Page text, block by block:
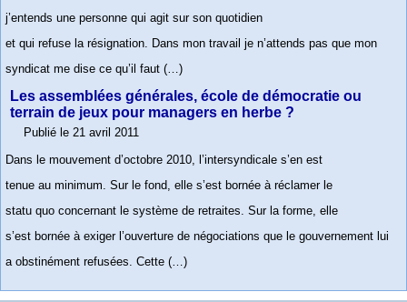
j’entends une personne qui agit sur son quotidien
et qui refuse la résignation. Dans mon travail je n’attends pas que mon
syndicat me dise ce qu’il faut (…)
Les assemblées générales, école de démocratie ou
terrain de jeux pour managers en herbe ?
Publié le 21 avril 2011
Dans le mouvement d’octobre 2010, l’intersyndicale s’en est
tenue au minimum. Sur le fond, elle s’est bornée à réclamer le
statu quo concernant le système de retraites. Sur la forme, elle
s’est bornée à exiger l’ouverture de négociations que le gouvernement lui
a obstinément refusées. Cette (…)